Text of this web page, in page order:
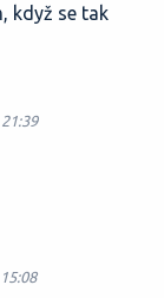
když se tak